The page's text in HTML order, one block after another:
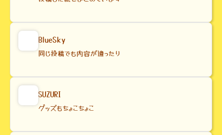
BlueSky
同じ投稿でも内容が違ったり
SUZURI
グッズもちょこちょこ